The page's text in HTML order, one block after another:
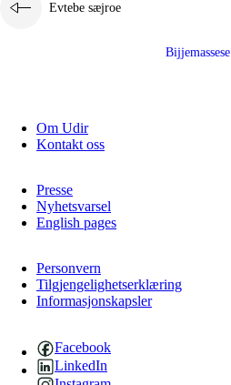
Evtebe sæjroe
Bijjemassese
Om Udir
Kontakt oss
Presse
Nyhetsvarsel
English pages
Personvern
Tilgjengelighetserklæring
Informasjonskapsler
Facebook
LinkedIn